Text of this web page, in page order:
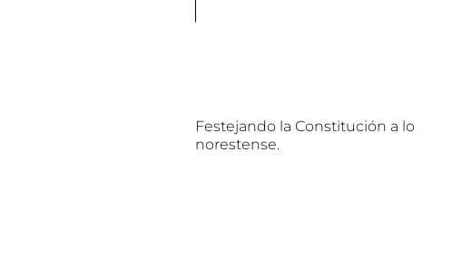
Festejando la Constitución a lo
norestense.